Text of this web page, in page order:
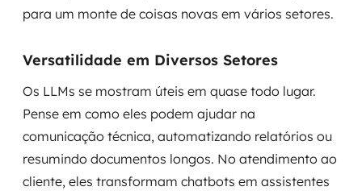
para um monte de coisas novas em vários setores.
Versatilidade em Diversos Setores
Os LLMs se mostram úteis em quase todo lugar.
Pense em como eles podem ajudar na
comunicação técnica, automatizando relatórios ou
resumindo documentos longos. No atendimento ao
cliente, eles transformam chatbots em assistentes